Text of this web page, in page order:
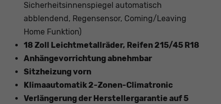
Sicherheitsinnenspiegel automatisch
abblendend, Regensensor, Coming/Leaving
Home Funktion)
18 Zoll Leichtmetallräder, Reifen 215/45 R18
Anhängevorrichtung abnehmbar
Sitzheizung vorn
Klimaautomatik 2-Zonen-Climatronic
Verlängerung der Herstellergarantie auf 5